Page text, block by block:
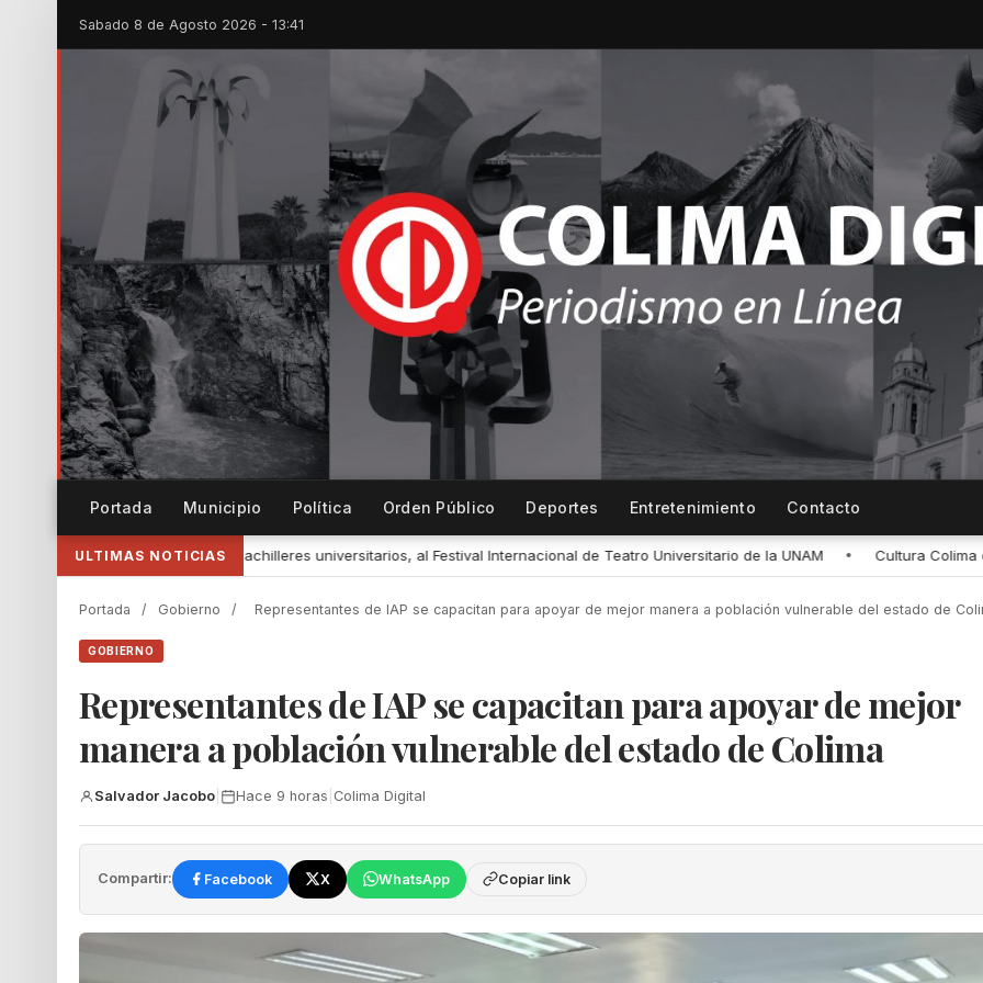
Sabado 8 de Agosto 2026 - 13:41
Portada Municipio Política Orden Público Deportes Entretenimiento Contacto
ULTIMAS NOTICIAS
al Festival Internacional de Teatro Universitario de la UNAM • Cultura Colima e INAH impulsan la reactivación de museos
Portada / Gobierno / Representantes de IAP se capacitan para apoyar de mejor manera a población vulnerable del estado de
GOBIERNO
Representantes de IAP se capacitan para apoyar de mejor
manera a población vulnerable del estado de Colima
Salvador Jacobo Hace 9 horas Colima Digital
Compartir: Facebook X WhatsApp Copiar link